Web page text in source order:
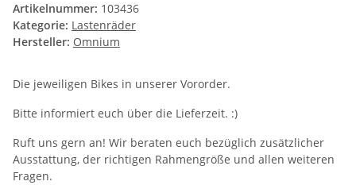
Artikelnummer: 103436
Kategorie: Lastenräder
Hersteller: Omnium
Die jeweiligen Bikes in unserer Vororder.
Bitte informiert euch über die Lieferzeit. :)
Ruft uns gern an! Wir beraten euch bezüglich zusätzlicher
Ausstattung, der richtigen Rahmengröße und allen weiteren
Fragen.